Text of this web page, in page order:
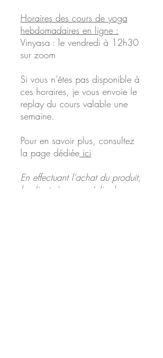
Horaires des cours de yoga
hebdomadaires en ligne :
Vinyasa : le vendredi à 12h30
sur zoom
Si vous n’êtes pas disponible à
ces horaires, je vous envoie le
replay du cours valable une
semaine.
Pour en savoir plus, consultez
la page dédiée ici
En effectuant l'achat du produit,
le client s'engage à lire les